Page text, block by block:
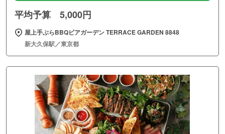
平均予算 5,000円
屋上手ぶらBBQビアガーデン TERRACE GARDEN 8848
新大久保駅／東京都